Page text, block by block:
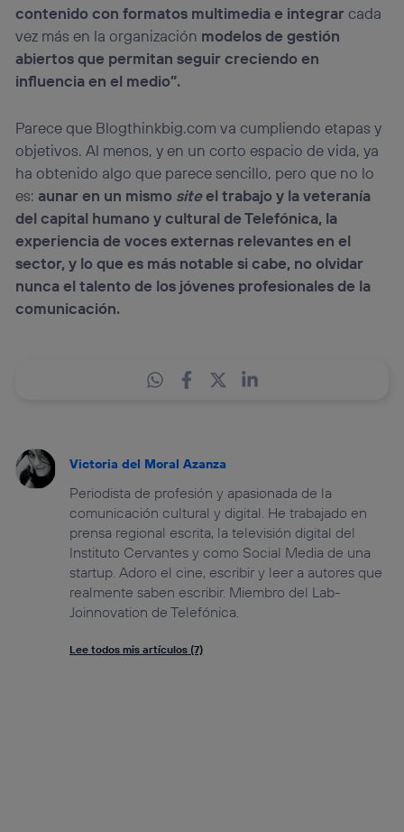
contenido con formatos multimedia e integrarcada
vez más en la organización modelos de gestión
abiertos que permitan seguir creciendo en
influencia en el medio”.
Parece que Blogthinkbig.com va cumpliendo etapas y
objetivos. Al menos, y en un corto espacio de vida, ya
ha obtenido algo que parece sencillo, pero que no lo
es: aunar en un mismo siteel trabajo y la veteranía
del capital humano y cultural de Telefónica, la
experiencia de voces externas relevantes en el
sector, y lo que es más notable si cabe, no olvidar
nunca el talento de los jóvenes profesionales de la
comunicación.
Victoria del Moral Azanza
Periodista de profesión y apasionada de la
comunicación cultural y digital. He trabajado en
prensa regional escrita, la televisión digital del
Instituto Cervantes y como Social Media de una
startup. Adoro el cine, escribir y leer a autores que
realmente saben escribir. Miembro del Lab-
Joinnovation de Telefónica.
Lee todos mis artículos (7)